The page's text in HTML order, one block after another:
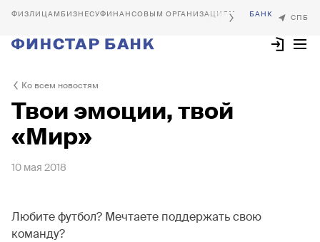
БИЗНЕСУФИНАНСОВЫМ ОРГАНИЗАЦИЯМ
Ко всем новостям
Твои эмоции, твой
«Мир»
10 мая 2018
Любите футбол? Мечтаете поддержать свою
команду?